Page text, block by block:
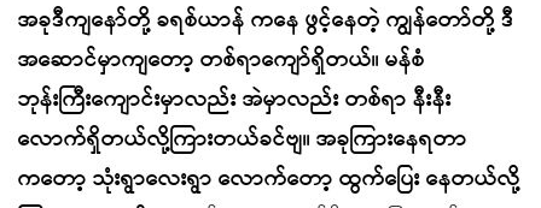
အခုဒီကျနော်တို့ ခရစ်ယာန် ကနေ ဖွင့်နေတဲ့ ကျွန်တော်တို့ ဒီ
အဆောင်မှာကျတော့ တစ်ရာကျော်ရှိတယ်။ မန်စံ
ဘုန်းကြီးကျောင်းမှာလည်း အဲမှာလည်း တစ်ရာ နီးနီး
လောက်ရှိတယ်လို့ကြားတယ်ခင်ဗျ။ အခုကြားနေရတာ
ကတော့ သုံးရွာလေးရွာ လောက်တော့ ထွက်ပြေး နေတယ်လို့